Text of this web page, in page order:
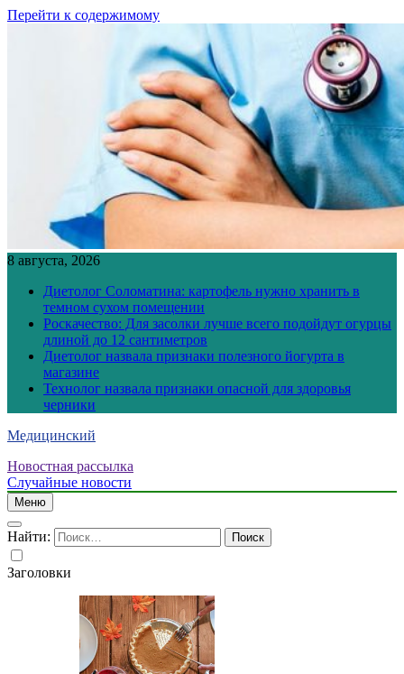
Перейти к содержимому
8 августа, 2026
Диетолог Соломатина: картофель нужно хранить в
темном сухом помещении
Роскачество: Для засолки лучше всего подойдут огурцы
длиной до 12 сантиметров
Диетолог назвала признаки полезного йогурта в
магазине
Технолог назвала признаки опасной для здоровья
черники
Медицинский
Новостная рассылка
Случайные новости
Меню
Найти:
Заголовки